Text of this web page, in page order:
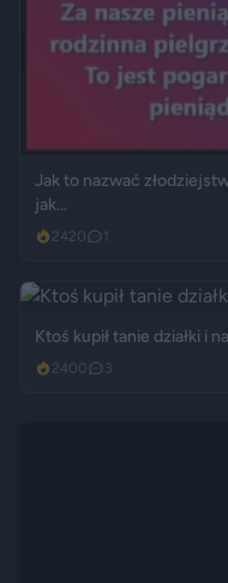
Jak to nazwać
jak...
2420 1
Ktoś kupił tanie działki i
2400 3